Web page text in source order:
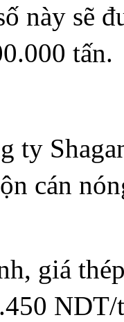
này sẽ
tấn.
ty
cán
giá
NDT/